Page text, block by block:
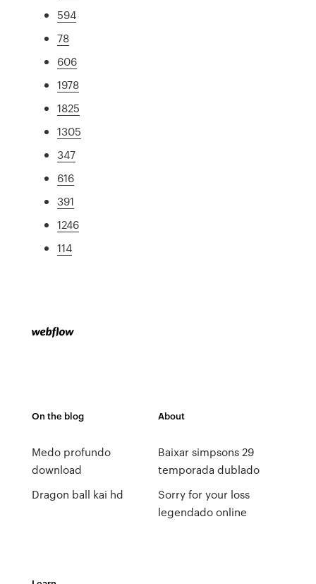
594
78
606
1978
1825
1305
347
616
391
1246
114
On the blog
Medo profundo
download
Dragon ball kai hd
About
Baixar simpsons 29
temporada dublado
Sorry for your loss
legendado online